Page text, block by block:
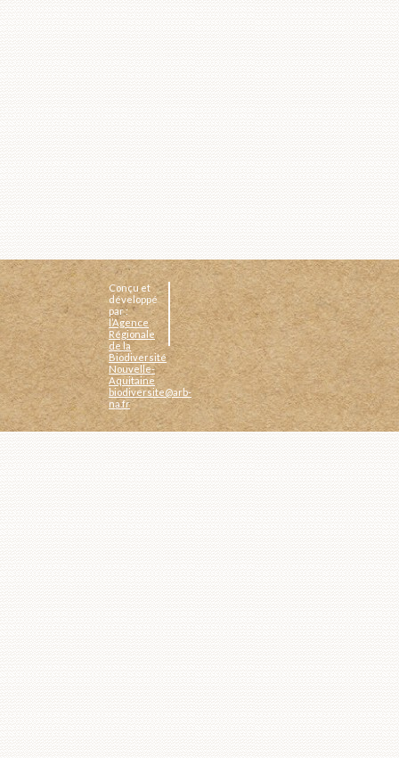
Conçu et
développé
par :
l’Agence
Régionale
de la
Biodiversité
Nouvelle-
Aquitaine
biodiversite@arb-
na.fr